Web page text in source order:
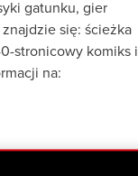
gatunku, gier
się: ścieżka
stronicowy komiks i
na:
się w